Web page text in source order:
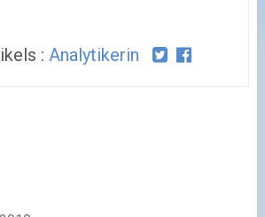
: Analytikerin